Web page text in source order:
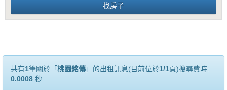
共有1筆關於「 桃園銘傳」的出租訊息(目前位於1/1頁)搜尋費時:
0.0008 秒